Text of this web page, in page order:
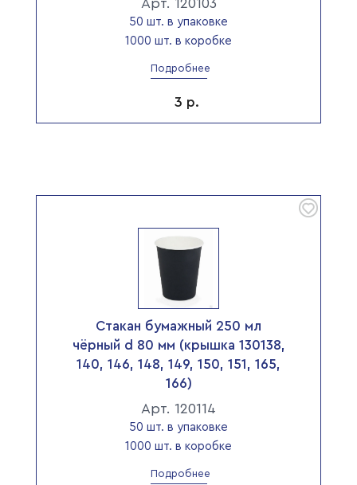
Арт. 120103
50 шт. в упаковке
1000 шт. в коробке
Подробнее
3 р.
Стакан бумажный 250 мл
чёрный d 80 мм (крышка 130138,
140, 146, 148, 149, 150, 151, 165,
166)
Арт. 120114
50 шт. в упаковке
1000 шт. в коробке
Подробнее